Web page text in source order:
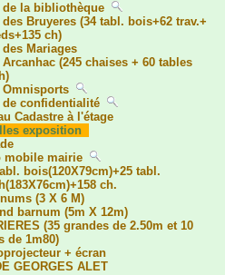
de la bibliothèque
Bruyeres (34 tabl. bois+62 trav.+
ch)
Mariages
(245 chaises + 60 tables
Omnisports
de confidentialité
Cadastre à l'étage
exposition
mobile mairie
bois(120X79cm)+25 tabl.
ch.
(3 X 6 M)
barnum (5m X 12m)
(35 grandes de 2.50m et 10
de 1m80)
+ écran
GEORGES ALET